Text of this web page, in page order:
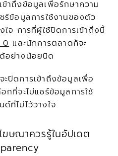
าถึงข้อมูลเพื่อรักษาความ
ร์ข้อมูลการใช้งานของตัว
ใจ การที่ผู้ใช้ปิดการเข้าถึงนี้
0 และนักการตลาดก็จะ
อย่างน้อยนิด
ปิดการเข้าถึงข้อมูลเพื่อ
ที่จะไม่แชร์ข้อมูลการใช้
ที่ไม่ไว้วางใจ
ษณาควรรู้ในอัปเดต